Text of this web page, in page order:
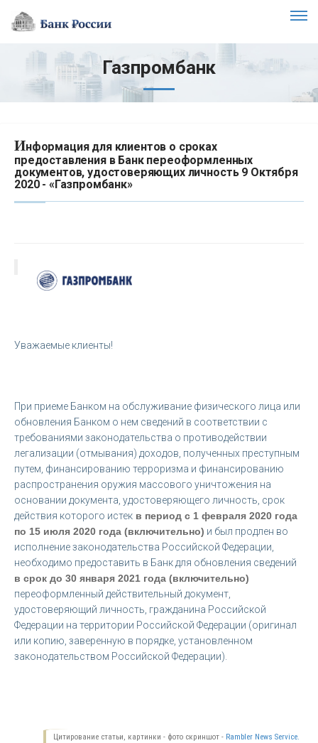
Газпромбанк
Информация для клиентов о сроках
предоставления в Банк переоформленных
документов, удостоверяющих личность 9 Октября
2020 - «Газпромбанк»
Уважаемые клиенты!
При приеме Банком на обслуживание физического лица или
обновления Банком о нем сведений в соответствии с
требованиями законодательства о противодействии
легализации (отмывания) доходов, полученных преступным
путем, финансированию терроризма и финансированию
распространения оружия массового уничтожения на
основании документа, удостоверяющего личность, срок
действия которого истек в период с 1 февраля 2020 года
по 15 июля 2020 года (включительно) и был продлен во
исполнение законодательства Российской Федерации,
необходимо предоставить в Банк для обновления сведений
в срок до 30 января 2021 года (включительно)
переоформленный действительный документ,
удостоверяющий личность, гражданина Российской
Федерации на территории Российской Федерации (оригинал
или копию, заверенную в порядке, установленном
законодательством Российской Федерации).
Цитирование статьи, картинки - фото скриншот - Rambler News Service.